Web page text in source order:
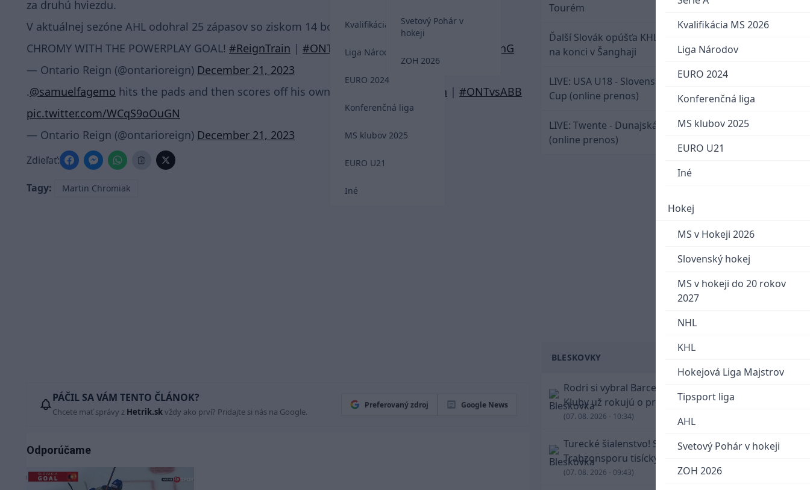
Kvalifikácia MS 2026
Liga Národov
EURO 2024
Konferenčná liga
MS klubov 2025
EURO U21
Iné
Svetový Pohár v
hokeji
ZOH 2026
Kvalifikácia MS 2026
Liga Národov
EURO 2024
Konferenčná liga
MS klubov 2025
EURO U21
Iné
Hokej
MS v Hokeji 2026
Slovenský hokej
MS v hokeji do 20 rokov
2027
NHL
KHL
Hokejová Liga Majstrov
Tipsport liga
AHL
Svetový Pohár v hokeji
ZOH 2026
za druhú hviezdu.
V aktuálnej sezóne AHL odohral 25 zápasov so ziskom 14 bodov (7G, 7A).
CHROMY WITH THE POWERPLAY GOAL! #ReignTrain | #ONTvsABB pic.twitter.com/j3qnmB5FnG
— Ontario Reign (@ontarioreign) December 21, 2023
.@samuelfagemo hits the pads and then scores off his own rebound!! #ReignTrain | #ONTvsABB
pic.twitter.com/WCqS9oOuGN
— Ontario Reign (@ontarioreign) December 21, 2023
Zdieľať:
Tagy: Martin Chromiak
PÁČIL SA VÁM TENTO ČLÁNOK?
Chcete mať správy z Hetrik.skvždy ako prví? Pridajte si nás na Google.
Preferovaný zdroj Google News
Odporúčame
Tourém
Ďalší Slovák opúšťa KHL. Patrik Rybár sa dohodol
na konci v Šanghaji
LIVE: USA U18 - Slovensko U18 / Hlinka-Gretzky
Cup (online prenos)
LIVE: Twente - Dunajská Streda / Konferenčná liga
(online prenos)
BLESKOVKY
Rodri si vybral Barcelonu a odmietol Real.
Kluby už rokujú o prestupovej čiastke
(07. 08. 2026 - 10:34)
Turecké šialenstvo! Salaha vítali na štadióne
Trabzonsporu tisícky fanúšikov
(07. 08. 2026 - 09:43)